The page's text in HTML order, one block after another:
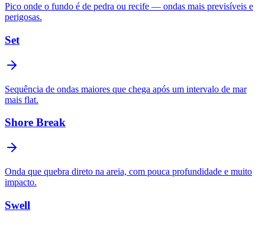
Pico onde o fundo é de pedra ou recife — ondas mais previsíveis e
perigosas.
Set
Sequência de ondas maiores que chega após um intervalo de mar
mais flat.
Shore Break
Onda que quebra direto na areia, com pouca profundidade e muito
impacto.
Swell